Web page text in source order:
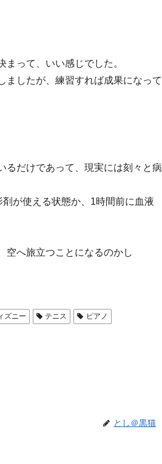
って、いい感じでした。
ましたが、練習すれば成果になって
るだけであって、現実には刻々と病
が使える状態か、1時間前に血液
空へ旅立つことになるのかし
ズニー テニス
ピアノ
とし＠黒猫